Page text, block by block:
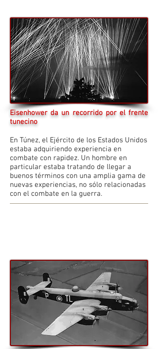
Eisenhower da un recorrido por el frente
tunecino
En Túnez, el Ejército de los Estados Unidos
estaba adquiriendo experiencia en
combate con rapidez. Un hombre en
particular estaba tratando de llegar a
buenos términos con una amplia gama de
nuevas experiencias, no sólo relacionadas
con el combate en la guerra.